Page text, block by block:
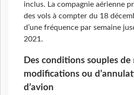
inclus. La compagnie aérienne
des vols à compter du 18
d’une fréquence par semaine
2021.
Des conditions souples de
modifications ou
d’avion